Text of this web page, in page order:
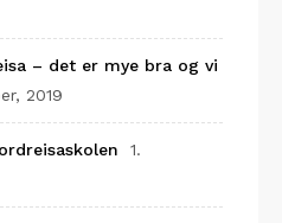
– det er mye bra og vi
2019
1.